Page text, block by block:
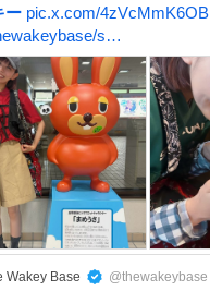
ー pic.x.com/4zVcMmK6OB
s…
Wakey Base @thewakeybase